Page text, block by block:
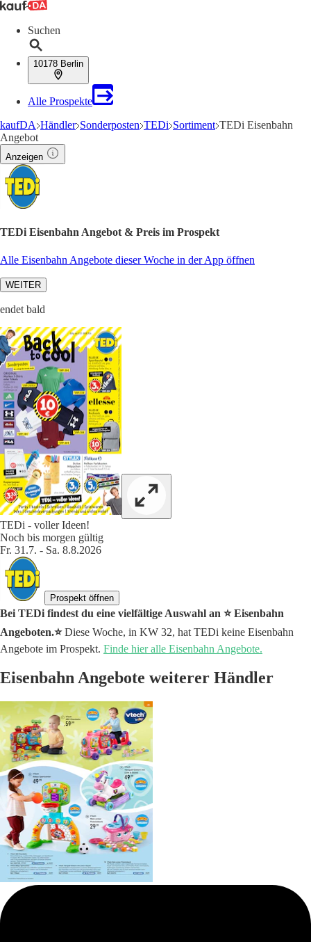
Suchen
10178 Berlin
Alle Prospekte
kaufDA Händler Sonderposten TEDi Sortiment TEDi Eisenbahn
Angebot
Anzeigen
TEDi Eisenbahn Angebot & Preis im Prospekt
Alle Eisenbahn Angebote dieser Woche in der App öffnen
WEITER
endet bald
TEDi - voller Ideen!
Noch bis morgen gültig
Fr. 31.7. - Sa. 8.8.2026
Prospekt öffnen
Bei TEDi findest du eine vielfältige Auswahl an ⭐️ Eisenbahn
Angeboten.⭐️Diese Woche, in KW 32, hat TEDi keine Eisenbahn
Angebote im Prospekt. Finde hier alle Eisenbahn Angebote.
Eisenbahn Angebote weiterer Händler